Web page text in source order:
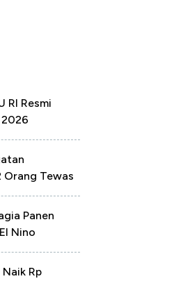
RI Resmi
Tewas
Panen
Nino
Rp